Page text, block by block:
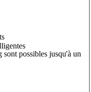
possibles jusqu'à un